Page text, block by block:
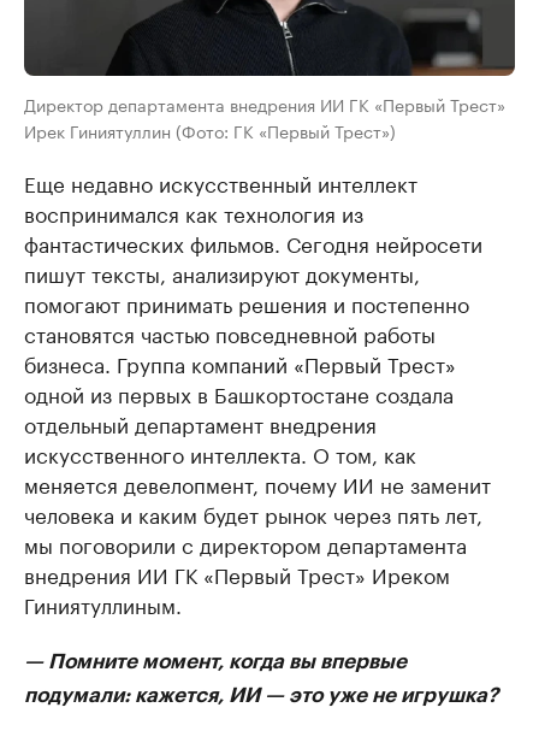
Директор департамента внедрения ИИ ГК «Первый Трест»
Ирек Гиниятуллин (Фото: ГК «Первый Трест»)
Еще недавно искусственный интеллект
воспринимался как технология из
фантастических фильмов. Сегодня нейросети
пишут тексты, анализируют документы,
помогают принимать решения и постепенно
становятся частью повседневной работы
бизнеса. Группа компаний «Первый Трест»
одной из первых в Башкортостане создала
отдельный департамент внедрения
искусственного интеллекта. О том, как
меняется девелопмент, почему ИИ не заменит
человека и каким будет рынок через пять лет,
мы поговорили с директором департамента
внедрения ИИ ГК «Первый Трест» Иреком
Гиниятуллиным.
— Помните момент, когда вы впервые
подумали: кажется, ИИ — это уже не игрушка?